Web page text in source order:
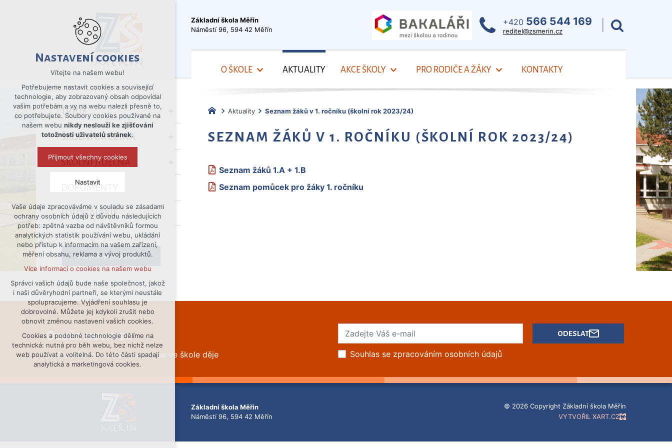
Základní škola Měřín
Náměstí 96, 594 42 Měřín
+420 566 544 169
reditel@zsmerin.cz
O ŠKOLE AKTUALITY AKCE ŠKOLY PRO RODIČE A ŽÁKY KONTAKTY
TŘÍDY
ŠKOLNÍ DRUŽINA
ŠKOLNÍ JÍDELNA
DOKUMENTY
FOTOGALERIE
SCHRÁNKA DŮVĚRY
Aktuality Seznam žáků v 1. ročníku (školní rok 2023/24)
SEZNAM ŽÁKŮ V 1. ROČNÍKU (ŠKOLNÍ ROK 2023/24)
Seznam žáků 1.A + 1.B
Seznam pomůcek pro žáky 1. ročníku
Odběr novinek
Buďte informováni o tom, co se ve škole děje Souhlas se zpracováním osobních údajů
ODESLAT
Základní škola Měřín
Náměstí 96, 594 42 Měřín
© 2026 Copyright Základní škola Měřín
VYTVOŘIL XART.CZ
Nastavení cookies
Vítejte na našem webu!
Potřebujeme nastavit cookies a související
technologie, aby zobrazovaný obsah odpovídal
vašim potřebám a vy na webu nalezli přesně to,
co potřebujete. Soubory cookies používané na
našem webu nikdy neslouží ke zjišťování
totožnosti uživatelů stránek.
Přijmout všechny cookies
Nastavit
Technická cookies
nutná pro provozování webu
udržení kontextu stránek (session):
případná přihlášení, volby jazyka, apod.
Volitelná cookies
analytická pro anonymizované
vyhodnocení návštěvnosti
marketingová cookies (Google)
Více informací o cookies na našem webu
Přijmout všechny cookies
Odmítnout vše
Vaše údaje zpracováváme v souladu se zásadami
ochrany osobních údajů z důvodu následujících
potřeb: zpětná vazba od návštěvníků formou
analytických statistik používání webu, ukládání
nebo přístup k informacím na vašem zařízení,
měření obsahu, reklama a vývoj produktů.
Více informací o cookies na našem webu
Správci vašich údajů bude naše společnost, jakož
i naši důvěryhodní partneři, se kterými neustále
spolupracujeme. Vyjádření souhlasu je
dobrovolné. Můžete jej kdykoli zrušit nebo
obnovit změnou nastavení vašich cookies.
Cookies a podobné technologie dělíme na
technická: nutná pro běh webu, bez nichž nelze
web používat a volitelná. Do této části spadají
analytická a marketingová cookies.